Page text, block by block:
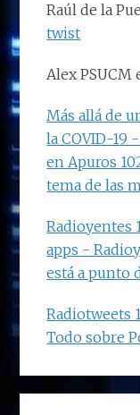
Raúl de la
twist
Alex PSUCM
Más allá de
la COVID-19
en Apuros
tema de las
Radioyentes
apps -
está a punto
Radiotweets
Todo sobre